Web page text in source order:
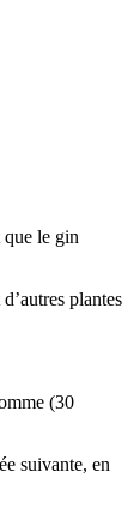
que le gin
plantes
(30
suivante, en